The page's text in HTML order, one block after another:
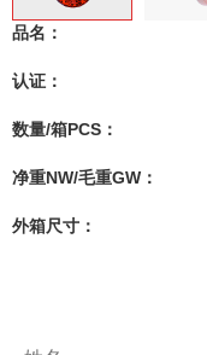
品名：
认证：
数量/箱PCS：
净重NW/毛重GW：
外箱尺寸：